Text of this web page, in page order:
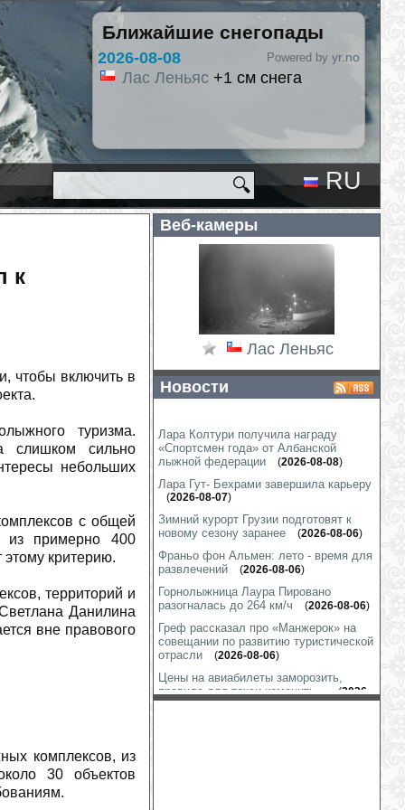
Ближайшие снегопады
Powered by yr.no
2026-08-09
Hlíðarfjall
Лас Леньяс
RU
🔍
к
чтобы включить в
туризма.
слишком сильно
небольших
с общей
из примерно 400
критерию.
территорий и
Данилина
вне правового
комплексов, из
30 объектов
Веб-камеры
Лас Леньяс
Новости
Лара Колтури получила награду
«Спортсмен года» от Албанской
лыжной федерации
(2026-08-08)
Лара Гут- Бехрами завершила карьеру
(2026-08-07)
Зимний курорт Грузии подготовят к
новому сезону заранее
(2026-08-06)
Франьо фон Альмен: лето - время для
развлечений
(2026-08-06)
Горнолыжница Лаура Пировано
разогналась до 264 км/ч
(2026-08-06)
Греф рассказал про «Манжерок» на
совещании по развитию туристической
отрасли
(2026-08-06)
Цены на авиабилеты заморозить,
правила для такси изменить...(2026-
08-05)